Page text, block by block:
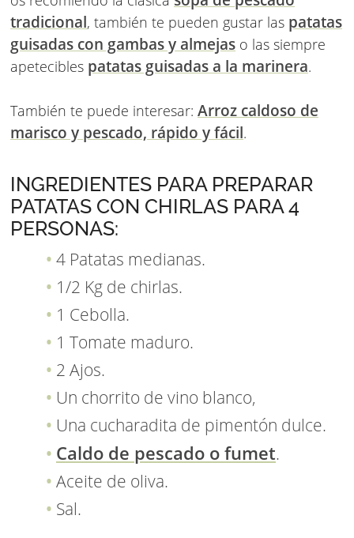
tradicional, también te pueden gustar las patatas
guisadas con gambas y almejas o las siempre
apetecibles patatas guisadas a la marinera.
También te puede interesar: Arroz caldoso de
marisco y pescado, rápido y fácil.
INGREDIENTES PARA PREPARAR
PATATAS CON CHIRLAS PARA 4
PERSONAS:
4 Patatas medianas.
1/2 Kg de chirlas.
1 Cebolla.
1 Tomate maduro.
2 Ajos.
Un chorrito de vino blanco,
Una cucharadita de pimentón dulce.
Caldo de pescado o fumet.
Aceite de oliva.
Sal.